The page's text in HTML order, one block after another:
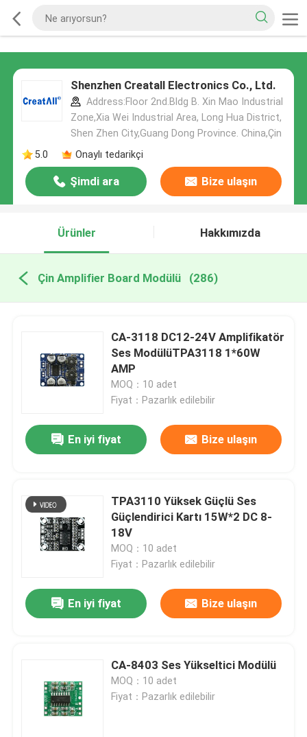
Shenzhen Creatall Electronics Co., Ltd.
Address:Floor 2nd.Bldg B. Xin Mao Industrial
Zone,Xia Wei Industrial Area, Long Hua District,
Shen Zhen City,Guang Dong Province. China,Çin
5.0
Onaylı tedarikçi
Şimdi ara Bize ulaşın
Ürünler Hakkımızda
Çin Amplifier Board Modülü (286)
CA-3118 DC12-24V Amplifikatör
Ses ModülüTPA3118 1*60W
AMP
MOQ：10 adet
Fiyat：Pazarlık edilebilir
En iyi fiyat Bize ulaşın
TPA3110 Yüksek Güçlü Ses
Güçlendirici Kartı 15W*2 DC 8-
18V
MOQ：10 adet
Fiyat：Pazarlık edilebilir
En iyi fiyat Bize ulaşın
CA-8403 Ses Yükseltici Modülü
MOQ：10 adet
Fiyat：Pazarlık edilebilir